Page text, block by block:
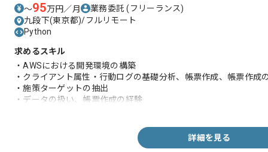
〜95万円／月 業務委託(フリーランス)
九段下(東京都)/フルリモート
Python
求めるスキル
・AWSにおける開発環境の構築
・クライアント属性・行動ログの基礎分析、帳票作成、帳票作成
・施策ターゲットの抽出
・データの扱い、帳票作成の経験
詳細を見る